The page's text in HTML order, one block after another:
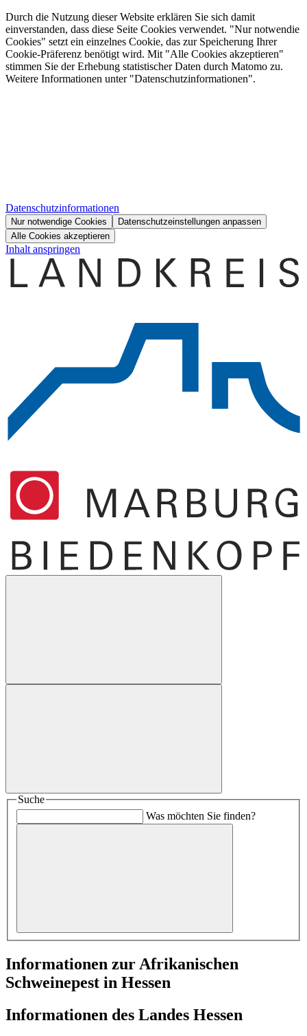
Durch die Nutzung dieser Website erklären Sie sich damit
einverstanden, dass diese Seite Cookies verwendet. "Nur notwendie
Cookies" setzt ein einzelnes Cookie, das zur Speicherung Ihrer
Cookie-Präferenz benötigt wird. Mit "Alle Cookies akzeptieren"
stimmen Sie der Erhebung statistischer Daten durch Matomo zu.
Weitere Informationen unter "Datenschutzinformationen".
Datenschutzinformationen
Nur notwendige Cookies
Datenschutzeinstellungen anpassen
Alle Cookies akzeptieren
Inhalt anspringen
Suche
Was möchten Sie finden?
Informationen zur Afrikanischen
Schweinepest in Hessen
Informationen des Landes Hessen